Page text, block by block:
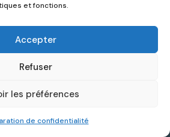
et fonctions.
Accepter
Refuser
les préférences
de confidentialité
avec Jules